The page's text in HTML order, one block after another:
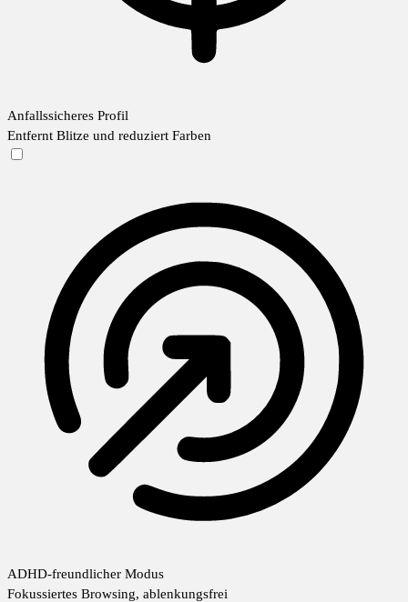
Anfallssicheres Profil
Entfernt Blitze und reduziert Farben
ADHD-freundlicher Modus
Fokussiertes Browsing, ablenkungsfrei